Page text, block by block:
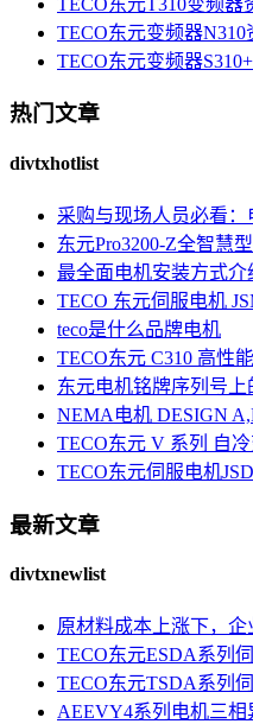
TECO东元变频器
TECO东元变频器
热门文章
divtxhotlist
采购与现场人员必看
东元Pro3200-Z全智慧
最全面电机安装方式介
TECO 东元伺服电机
teco是什么品牌电机
TECO东元 C310 高性
东元电机铭牌序列号
NEMA电机 DESIGN
TECO东元 V 系列 自
TECO东元伺服电机
最新文章
divtxnewlist
原材料成本上涨下，企
TECO东元ESDA系列
TECO东元TSDA系列
AEEVY4系列电机三